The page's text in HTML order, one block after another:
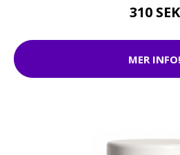
310 SEK
MER INFO!